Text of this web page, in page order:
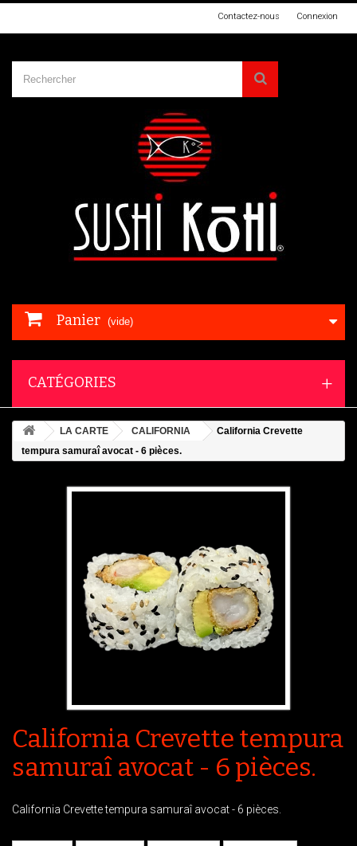
Connexion
Contactez-nous
Panier (vide)
CATÉGORIES
LA CARTE CALIFORNIA
California Crevette
tempura samuraî avocat - 6 pièces.
California Crevette tempura
samuraî avocat - 6 pièces.
California Crevette tempura samuraî avocat - 6 pièces.